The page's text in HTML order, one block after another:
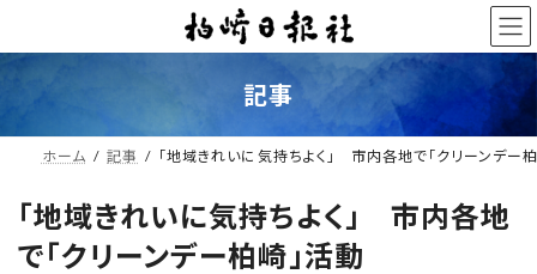
テ
ゲ
記事
ホーム 記事 「地域きれいに気持ちよく」 市内各地で「クリーンデー
「地域きれいに気持ちよく」 市内各地
で「クリーンデー柏崎」活動